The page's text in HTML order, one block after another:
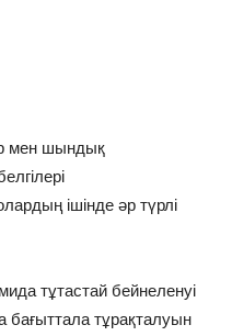
мен шындық
ішінде әр түрлі
тұтастай бейнеленуі
бағыттала тұрақталуын